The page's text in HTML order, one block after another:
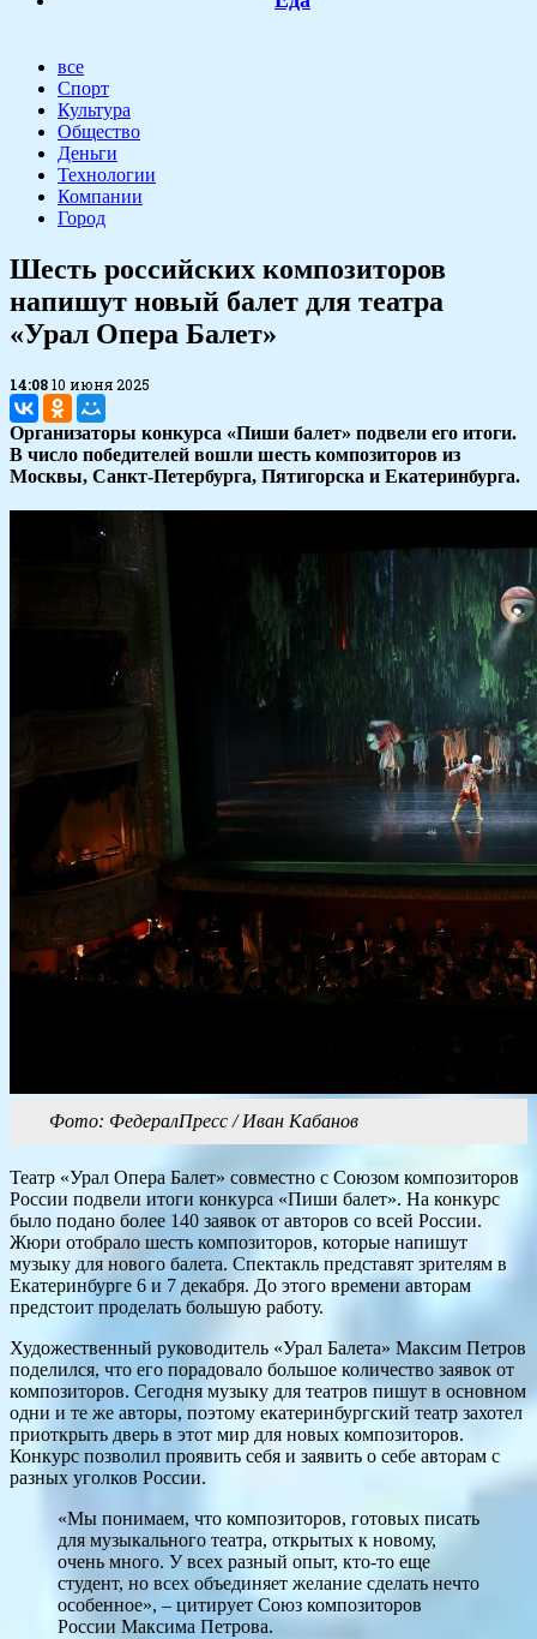
все
Спорт
Культура
Общество
Деньги
Технологии
Компании
Город
​Шесть российских композиторов
напишут новый балет для театра
«Урал Опера Балет»
14:0810 июня 2025
Организаторы конкурса «Пиши балет» подвели его итоги.
В число победителей вошли шесть композиторов из
Москвы, Санкт-Петербурга, Пятигорска и Екатеринбурга.
Фото: ФедералПресс / Иван Кабанов
Театр «Урал Опера Балет» совместно с Союзом композиторов
России подвели итоги конкурса «Пиши балет». На конкурс
было подано более 140 заявок от авторов со всей России.
Жюри отобрало шесть композиторов, которые напишут
музыку для нового балета. Спектакль представят зрителям в
Екатеринбурге 6 и 7 декабря. До этого времени авторам
предстоит проделать большую работу.
Художественный руководитель «Урал Балета» Максим Петров
поделился, что его порадовало большое количество заявок от
композиторов. Сегодня музыку для театров пишут в основном
одни и те же авторы, поэтому екатеринбургский театр захотел
приоткрыть дверь в этот мир для новых композиторов.
Конкурс позволил проявить себя и заявить о себе авторам с
разных уголков России.
«Мы понимаем, что композиторов, готовых писать
для музыкального театра, открытых к новому,
очень много. У всех разный опыт, кто-то еще
студент, но всех объединяет желание сделать нечто
особенное», – цитирует Союз композиторов
России Максима Петрова.